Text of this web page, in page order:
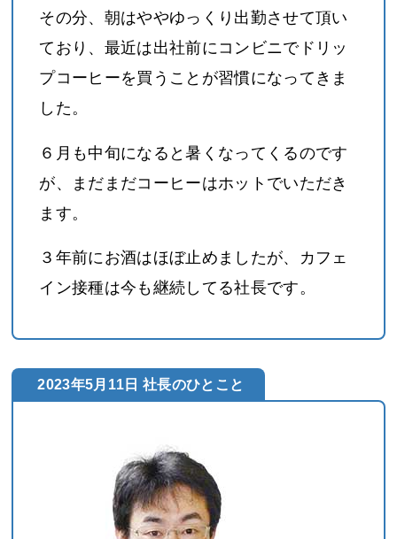
その分、朝はややゆっくり出勤させて頂い
ており、最近は出社前にコンビニでドリッ
プコーヒーを買うことが習慣になってきま
した。
６月も中旬になると暑くなってくるのです
が、まだまだコーヒーはホットでいただき
ます。
３年前にお酒はほぼ止めましたが、カフェ
イン接種は今も継続してる社長です。
2023年5月11日 社長のひとこと